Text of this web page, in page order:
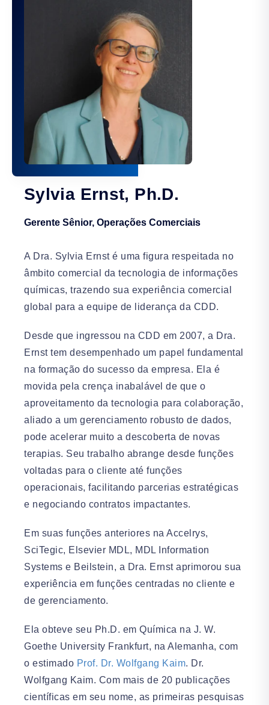
Sylvia Ernst, Ph.D.
Gerente Sênior, Operações Comerciais
A Dra. Sylvia Ernst é uma figura respeitada no
âmbito comercial da tecnologia de informações
químicas, trazendo sua experiência comercial
global para a equipe de liderança da CDD.
Desde que ingressou na CDD em 2007, a Dra.
Ernst tem desempenhado um papel fundamental
na formação do sucesso da empresa. Ela é
movida pela crença inabalável de que o
aproveitamento da tecnologia para colaboração,
aliado a um gerenciamento robusto de dados,
pode acelerar muito a descoberta de novas
terapias. Seu trabalho abrange desde funções
voltadas para o cliente até funções
operacionais, facilitando parcerias estratégicas
e negociando contratos impactantes.
Em suas funções anteriores na Accelrys,
SciTegic, Elsevier MDL, MDL Information
Systems e Beilstein, a Dra. Ernst aprimorou sua
experiência em funções centradas no cliente e
de gerenciamento.
Ela obteve seu Ph.D. em Química na J. W.
Goethe University Frankfurt, na Alemanha, com
o estimado Prof. Dr. Wolfgang Kaim. Dr.
Wolfgang Kaim. Com mais de 20 publicações
científicas em seu nome, as primeiras pesquisas